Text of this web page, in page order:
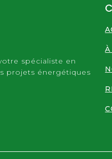
spécialiste en
projets énergétiques